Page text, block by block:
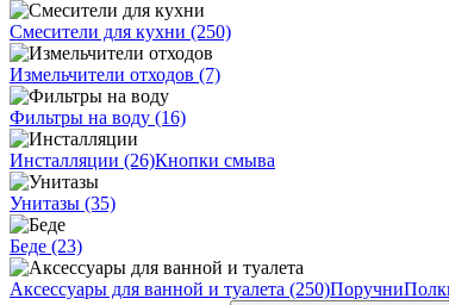
Смесители для кухни (250)
Измельчители отходов (7)
Фильтры на воду (16)
Инсталляции (26)Кнопки смыва
Унитазы (35)
Беде (23)
Аксессуары для ванной и туалета (250)Поручни